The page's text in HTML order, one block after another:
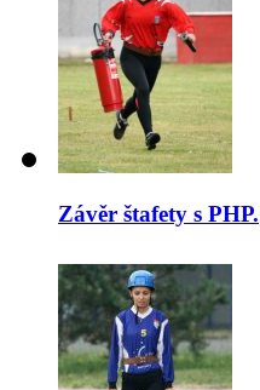
Závěr štafety s PHP.